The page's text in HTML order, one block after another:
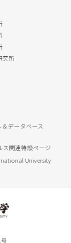
究所
データベース
ス関連特設ページ
University